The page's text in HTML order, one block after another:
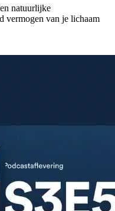
natuurlijke
vermogen van je lichaam